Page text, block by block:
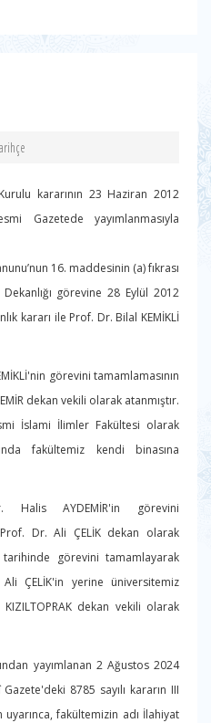
kararının 23 Haziran 2012
Gazetede yayımlanmasıyla
16. maddesinin (a) fıkrası
görevine 28 Eylül 2012
kararı ile Prof. Dr. Bilal KEMİKLİ
görevini tamamlamasının
dekan vekili olarak atanmıştır.
İslami İlimler Fakültesi olarak
fakültemiz kendi binasına
AYDEMİR'in görevini
Prof. Dr. Ali ÇELİK dekan olarak
görevini tamamlayarak
ÇELİK'in yerine üniversitemiz
dekan vekili olarak
yayımlanan 2 Ağustos 2024
8785 sayılı kararın III
uyarınca, fakültemizin adı İlahiyat